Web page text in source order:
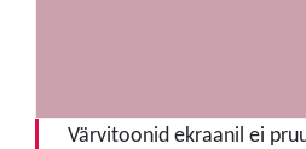
Värvitoonid ekraanil ei